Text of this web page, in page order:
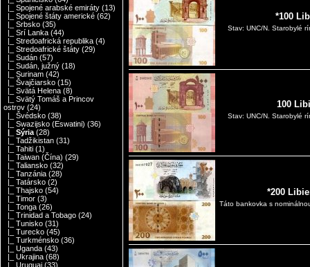
|_ Spojené arabské emiráty (13)
|_ Spojené štáty americké (62)
|_ Srbsko (35)
|_ Srí Lanka (44)
|_ Stredoafrická republika (4)
|_ Stredoafrické štáty (29)
|_ Sudán (57)
|_ Sudán, južný (18)
|_ Surinam (42)
|_ Švajčiarsko (15)
|_ Svätá Helena (8)
|_ Svätý Tomáš a Princov
ostrov (24)
|_ Švédsko (38)
|_ Swazijsko (Eswatini) (36)
|_ Sýria (28)
|_ Tadžikistan (31)
|_ Tahiti (1)
|_ Taiwan (Čína) (29)
|_ Taliansko (32)
|_ Tanzánia (28)
|_ Tatársko (2)
|_ Thajsko (54)
|_ Timor (3)
|_ Tonga (26)
|_ Trinidad a Tobago (24)
|_ Tunisko (31)
|_ Turecko (45)
|_ Turkménsko (36)
|_ Uganda (43)
|_ Ukrajina (68)
|_ Uruguaj (33)
*100
Stav: UNC/N. Starobylé
100
Stav: UNC/N. Starobylé
*200
Táto bankovka s